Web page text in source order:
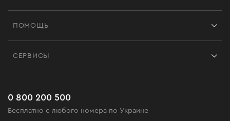
Черная пятница
ПОМОЩЬ
Часто задаваемые вопросы
СЕРВИСЫ
0 800 200 500
Бесплатно с любого номера по Украине